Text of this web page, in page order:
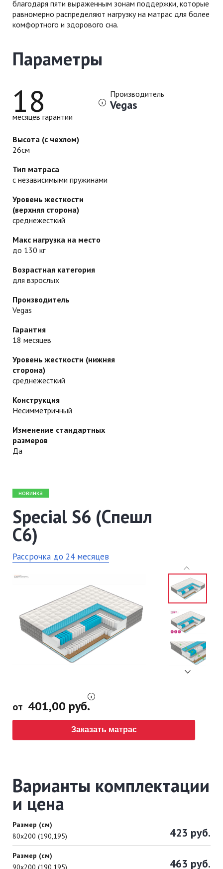
благодаря пяти выраженным зонам поддержки, которые
равномерно распределяют нагрузку на матрас для более
комфортного и здорового сна.
Параметры
Высота (с чехлом)
26см
Тип матраса
с независимыми пружинами
Уровень жесткости
(верхняя сторона)
среднежесткий
Макс нагрузка на место
до 130 кг
Возрастная категория
для взрослых
Производитель
Vegas
Гарантия
18 месяцев
Уровень жесткости (нижняя
сторона)
среднежесткий
Конструкция
Несимметричный
Изменение стандартных
размеров
Да
Производитель
Vegas
18
месяцев гарантии
новинка
Special S6 (Спешл
C6)
Рассрочка до 24 месяцев
от 401,00 руб.
Заказать матрас
Варианты комплектации
и цена
Размер (см)
80х200 (190,195)
423 руб.
Размер (см)
90х200 (190,195)
463 руб.